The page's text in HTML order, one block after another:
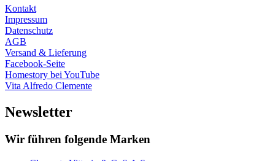
Kontakt
Impressum
Datenschutz
AGB
Versand & Lieferung
Facebook-Seite
Homestory bei YouTube
Vita Alfredo Clemente
Newsletter
Wir führen folgende Marken